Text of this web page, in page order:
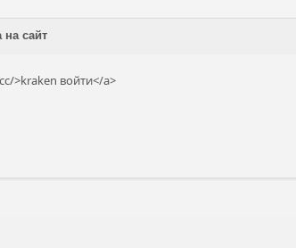
на сайт
>kraken войти</a>